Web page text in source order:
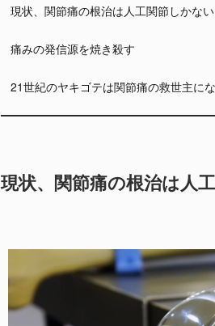
現状、関節痛の根治は人工関節しかない
痛みの発信源を焼き殺す
21世紀のヤキゴテは関節痛の救世主に
現状、関節痛の根治は人